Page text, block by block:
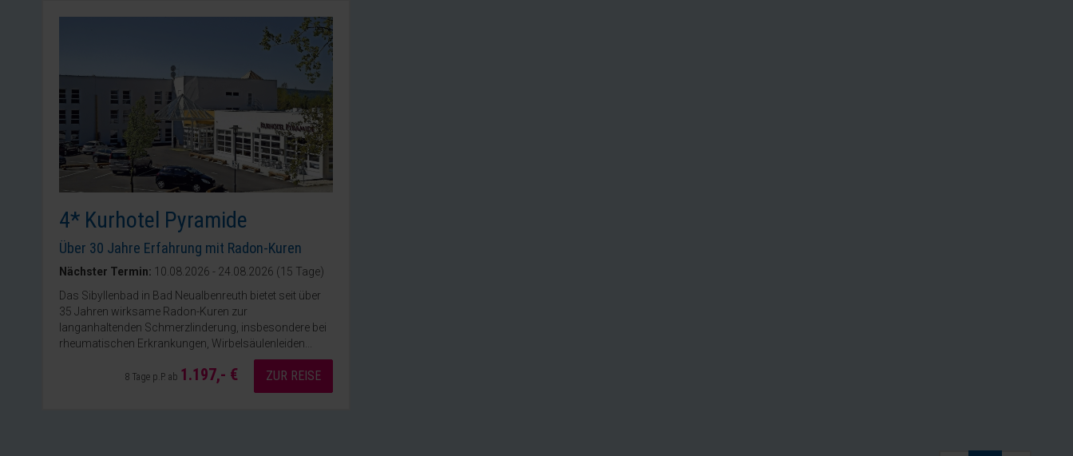
4* Kurhotel Pyramide
Über 30 Jahre Erfahrung mit Radon-Kuren
Nächster Termin: 10.08.2026 - 24.08.2026 (15 Tage)
Das Sibyllenbad in Bad Neualbenreuth bietet seit über
35 Jahren wirksame Radon-Kuren zur
langanhaltenden Schmerzlinderung, insbesondere bei
rheumatischen Erkrankungen, Wirbelsäulenleiden...
8 Tage p.P. ab 1.197,- € ZUR REISE